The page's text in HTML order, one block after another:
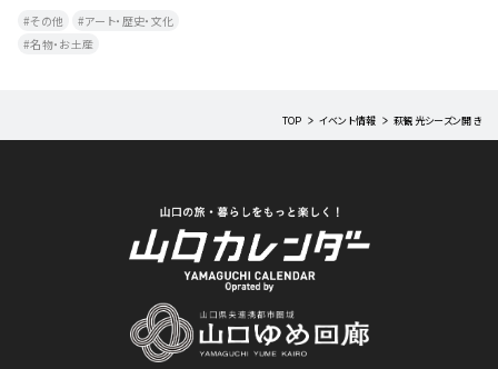
その他
アート・歴史・文化
名物・お土産
TOP イベント情報 萩観光シーズン開き